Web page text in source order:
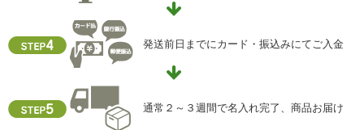
住所 ：大阪市中央区瓦屋町2-13-5
TEL ： 06-6763-5415
FAX ： 06-6763-0829
発送前日までにカード・振込みにてご入金
通常２～３週間で名入れ完了、商品お届け